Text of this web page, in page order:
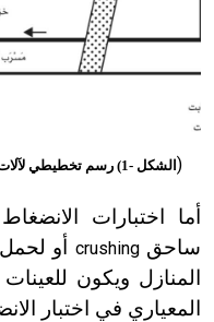
( الشكل -1) رسم تخطيطي لآلات الاختبار الميكانيكي
أما اختبارات
ساحقcrushing أو
المنازل ويكون
المعياري في اختبار